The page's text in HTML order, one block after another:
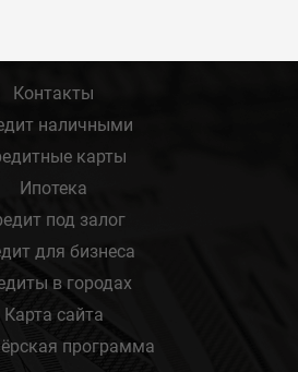
Контакты
наличными
карты
Ипотека
под залог
для бизнеса
в городах
Карта сайта
программа